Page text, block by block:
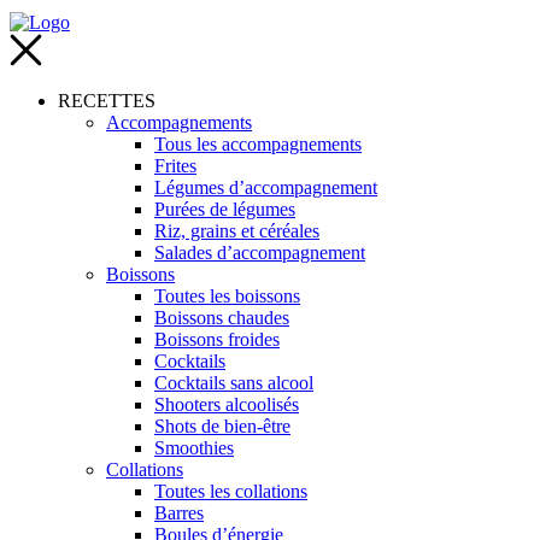
RECETTES
Accompagnements
Tous les accompagnements
Frites
Légumes d’accompagnement
Purées de légumes
Riz, grains et céréales
Salades d’accompagnement
Boissons
Toutes les boissons
Boissons chaudes
Boissons froides
Cocktails
Cocktails sans alcool
Shooters alcoolisés
Shots de bien-être
Smoothies
Collations
Toutes les collations
Barres
Boules d’énergie